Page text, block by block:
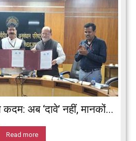
अब ‘दावे’ नहीं, मानकों...
Read more